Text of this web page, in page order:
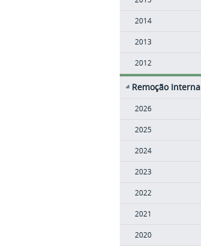
2014
2013
2012
Remoção Interna
2026
2025
2024
2023
2022
2021
2020